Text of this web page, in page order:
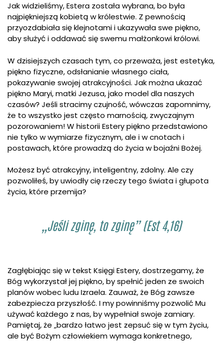
Jak widzieliśmy, Estera została wybrana, bo była
najpiękniejszą kobietą w królestwie. Z pewnością
przyozdabiała się klejnotami i ukazywała swe piękno,
aby służyć i oddawać się swemu małżonkowi królowi.
W dzisiejszych czasach tym, co przeważa, jest estetyka,
piękno fizyczne, odsłanianie własnego ciała,
pokazywanie swojej atrakcyjności. Jak można ukazać
piękno Maryi, matki Jezusa, jako model dla naszych
czasów? Jeśli stracimy czujność, wówczas zapomnimy,
że to wszystko jest często marnością, zwyczajnym
pozorowaniem! W historii Estery piękno przedstawiono
nie tylko w wymiarze fizycznym, ale i w cnotach i
postawach, które prowadzą do życia w bojaźni Bożej.
Możesz być atrakcyjny, inteligentny, zdolny. Ale czy
pozwoliłeś, by uwiodły cię rzeczy tego świata i głupota
życia, które przemija?
„Jeśli zginę, to zginę” (Est 4,16)
Zagłębiając się w tekst Księgi Estery, dostrzegamy, że
Bóg wykorzystał jej piękno, by spełnić jeden ze swoich
planów wobec ludu Izraela. Zauważ, że Bóg zawsze
zabezpiecza przyszłość. I my powinniśmy pozwolić Mu
używać każdego z nas, by wypełniał swoje zamiary.
Pamiętaj, że „bardzo łatwo jest zepsuć się w tym życiu,
ale być Bożym człowiekiem wymaga konkretnego,